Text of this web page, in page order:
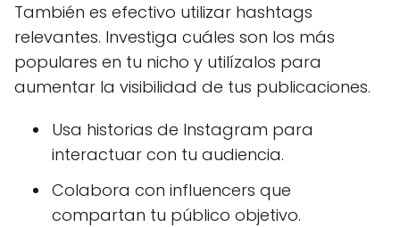
También es efectivo utilizar hashtags
relevantes. Investiga cuáles son los más
populares en tu nicho y utilízalos para
aumentar la visibilidad de tus publicaciones.
Usa historias de Instagram para
interactuar con tu audiencia.
Colabora con influencers que
compartan tu público objetivo.